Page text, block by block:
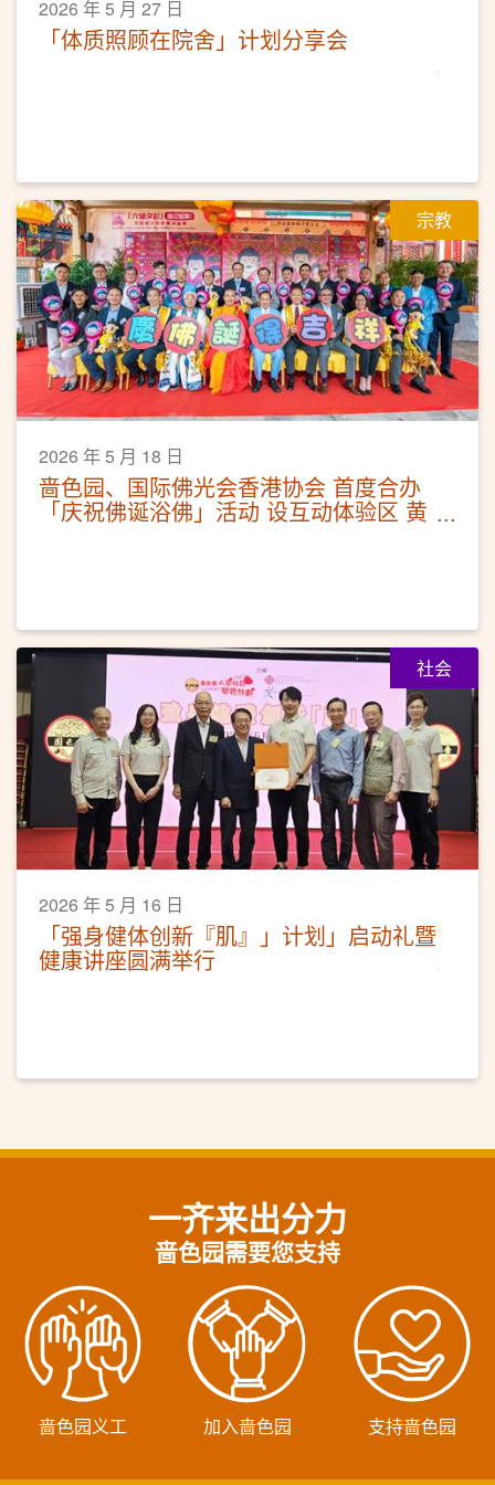
2026 年 5 月 27 日
「体质照顾在院舍」计划分享会
宗教
2026 年 5 月 18 日
啬色园、国际佛光会香港协会 首度合办
「庆祝佛诞浴佛」活动 设互动体验区 黄
社会
2026 年 5 月 16 日
「强身健体创新『肌』」计划」启动礼暨
健康讲座圆满举行
一齐来出分力
啬色园需要您支持
啬色园义工 加入啬色园 支持啬色园